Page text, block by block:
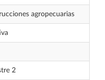
agropecuarias
2